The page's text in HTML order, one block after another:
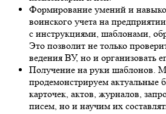
Формирование умений и
воинского учета на
с инструкциями, шаблонами,
Это позволит не только
ведения ВУ, но и организовать
Получение на руки шаблонов.
продемонстрируем актуальные
карточек, актов, журналов,
писем, но и научим их